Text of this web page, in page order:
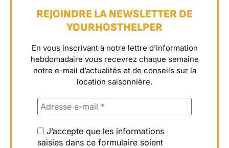
REJOINDRE LA NEWSLETTER DE
YOURHOSTHELPER
En vous inscrivant à notre lettre d’information
hebdomadaire vous recevrez chaque semaine
notre e-mail d’actualités et de conseils sur la
location saisonnière.
J’accepte que les informations
saisies dans ce formulaire soient